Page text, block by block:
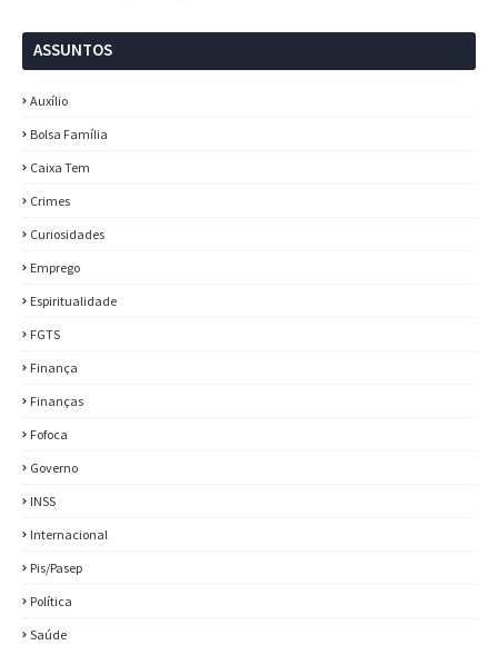
ASSUNTOS
Auxílio
Bolsa Família
Caixa Tem
Crimes
Curiosidades
Emprego
Espiritualidade
FGTS
Finança
Finanças
Fofoca
Governo
INSS
Internacional
Pis/Pasep
Política
Saúde